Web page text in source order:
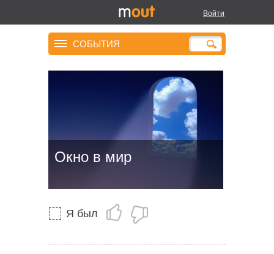
Войти
СОБЫТИЯ
Окно в мир
Я был